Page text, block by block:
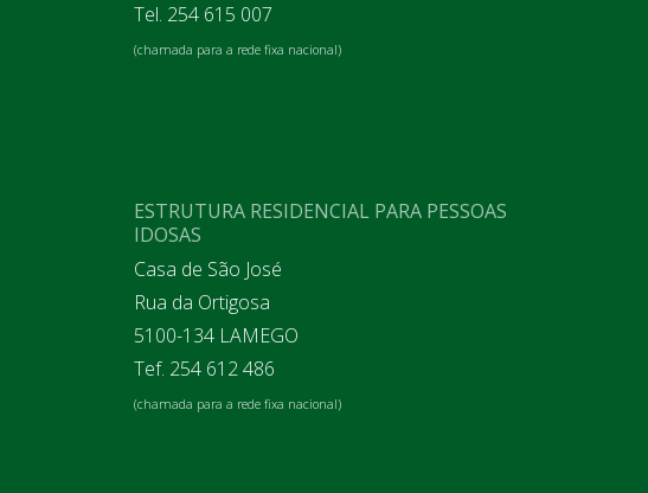
Tel. 254 615 007
(chamada para a rede fixa nacional)
ESTRUTURA RESIDENCIAL PARA PESSOAS
IDOSAS
Casa de São José
Rua da Ortigosa
5100-134 LAMEGO
Tef. 254 612 486
(chamada para a rede fixa nacional)